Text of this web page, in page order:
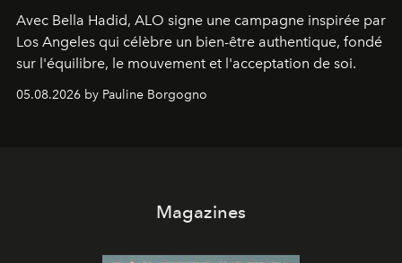
Avec Bella Hadid, ALO signe une campagne inspirée par
Los Angeles qui célèbre un bien-être authentique, fondé
sur l'équilibre, le mouvement et l'acceptation de soi.
05.08.2026 by Pauline Borgogno
Magazines